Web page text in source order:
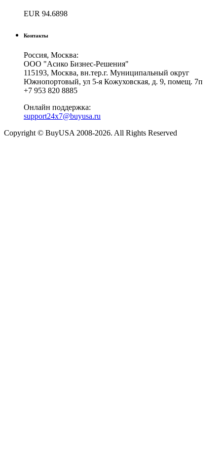
EUR 94.6898
Контакты
Россия, Москва:
ООО "Асико Бизнес-Решения"
115193, Москва, вн.тер.г. Муниципальный округ
Южнопортовый, ул 5-я Кожуховская, д. 9, помещ. 7п
+7 953 820 8885
Онлайн поддержка:
support24x7@buyusa.ru
Copyright © BuyUSA 2008-2026. All Rights Reserved